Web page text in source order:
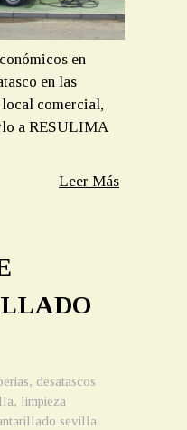
en
en las
comercial,
a RESULIMA
Leer Más
, desatascos
, limpieza
sevilla